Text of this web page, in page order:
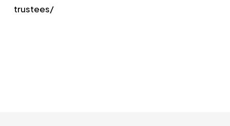
trustees/​